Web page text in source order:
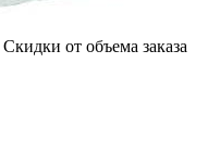
Скидки от объема заказа